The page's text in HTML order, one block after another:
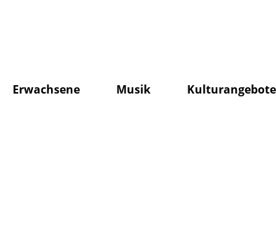
Erwachsene Musik Kulturangebote